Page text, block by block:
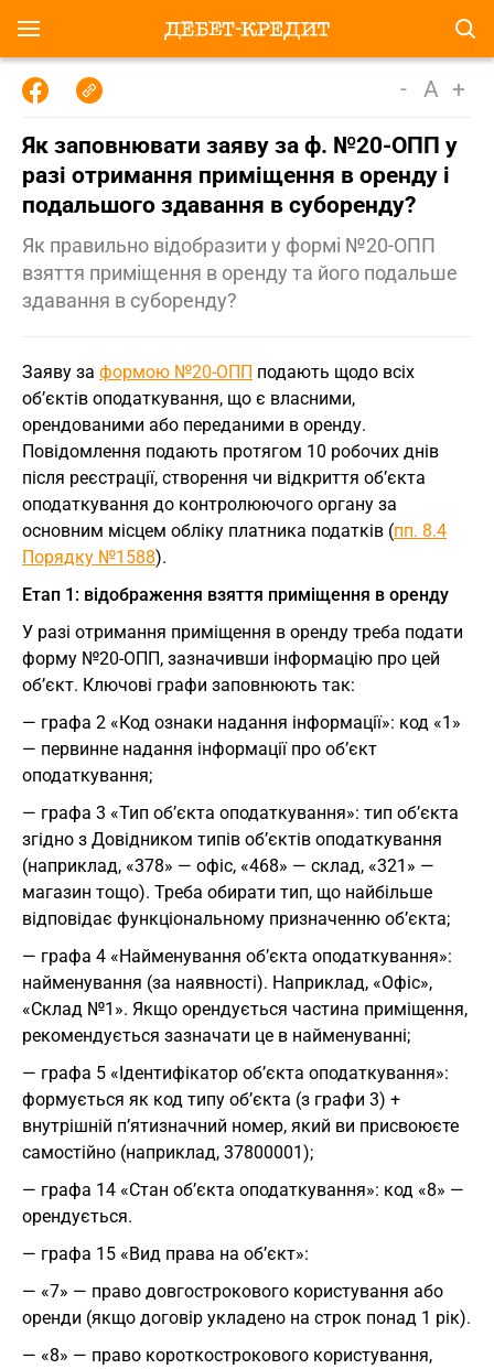
- A +
Як заповнювати заяву за ф. №20-ОПП у
разі отримання приміщення в оренду і
подальшого здавання в суборенду?
Як правильно відобразити у формі №20-ОПП
взяття приміщення в оренду та його подальше
здавання в суборенду?
Заяву за формою №20-ОПП подають щодо всіх
об’єктів оподаткування, що є власними,
орендованими або переданими в оренду.
Повідомлення подають протягом 10 робочих днів
після реєстрації, створення чи відкриття об’єкта
оподаткування до контролюючого органу за
основним місцем обліку платника податків (пп. 8.4
Порядку №1588).
Етап 1: відображення взяття приміщення в оренду
У разі отримання приміщення в оренду треба подати
форму №20-ОПП, зазначивши інформацію про цей
об’єкт. Ключові графи заповнюють так:
— графа 2 «Код ознаки надання інформації»: код «1»
— первинне надання інформації про об’єкт
оподаткування;
— графа 3 «Тип об’єкта оподаткування»: тип об’єкта
згідно з Довідником типів об’єктів оподаткування
(наприклад, «378» — офіс, «468» — склад, «321» —
магазин тощо). Треба обирати тип, що найбільше
відповідає функціональному призначенню об’єкта;
— графа 4 «Найменування об’єкта оподаткування»:
найменування (за наявності). Наприклад, «Офіс»,
«Склад №1». Якщо орендується частина приміщення,
рекомендується зазначати це в найменуванні;
— графа 5 «Ідентифікатор об’єкта оподаткування»:
формується як код типу об’єкта (з графи 3) +
внутрішній п’ятизначний номер, який ви присвоюєте
самостійно (наприклад, 37800001);
— графа 14 «Стан об’єкта оподаткування»: код «8» —
орендується.
— графа 15 «Вид права на об’єкт»:
— «7» — право довгострокового користування або
оренди (якщо договір укладено на строк понад 1 рік).
— «8» — право короткострокового користування,